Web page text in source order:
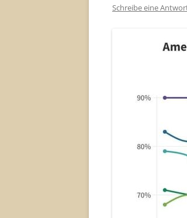
Schreibe eine